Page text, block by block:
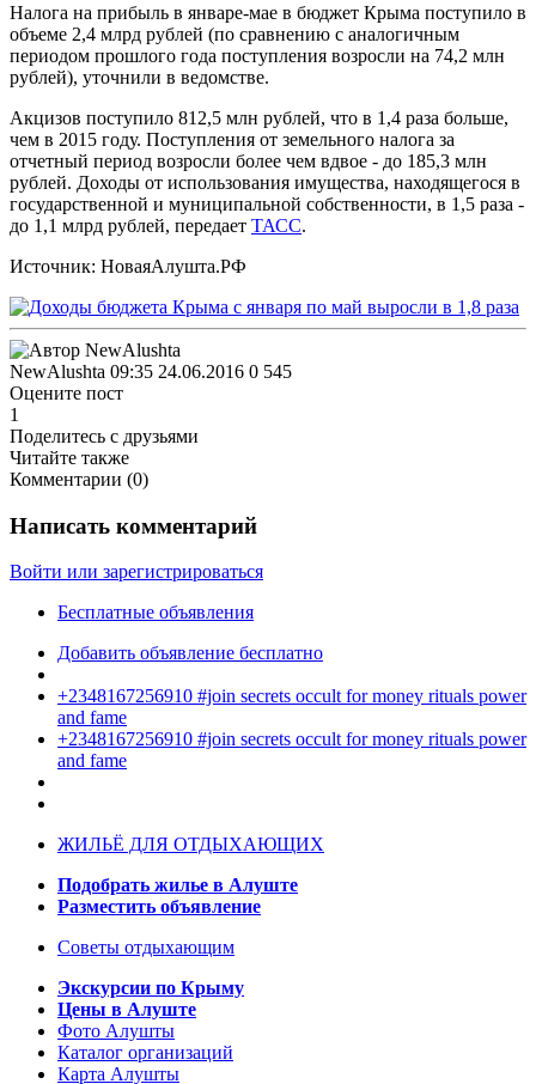
Налога на прибыль в январе-мае в бюджет Крыма поступило в
объеме 2,4 млрд рублей (по сравнению с аналогичным
периодом прошлого года поступления возросли на 74,2 млн
рублей), уточнили в ведомстве.
Акцизов поступило 812,5 млн рублей, что в 1,4 раза больше,
чем в 2015 году. Поступления от земельного налога за
отчетный период возросли более чем вдвое - до 185,3 млн
рублей. Доходы от использования имущества, находящегося в
государственной и муниципальной собственности, в 1,5 раза -
до 1,1 млрд рублей, передает ТАСС.
Источник: НоваяАлушта.РФ
NewAlushta 09:35 24.06.2016 0 545
Оцените пост
1
Поделитесь с друзьями
Читайте также
Комментарии (0)
Написать комментарий
Войти или зарегистрироваться
Бесплатные объявления
Добавить объявление бесплатно
+2348167256910 #join secrets occult for money rituals power
and fame
+2348167256910 #join secrets occult for money rituals power
and fame
ЖИЛЬЁ ДЛЯ ОТДЫХАЮЩИХ
Подобрать жилье в Алуште
Разместить объявление
Советы отдыхающим
Экскурсии по Крыму
Цены в Алуште
Фото Алушты
Каталог организаций
Карта Алушты